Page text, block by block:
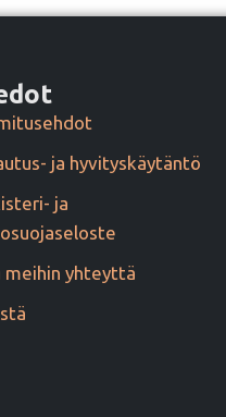
ja hyvityskäytäntö
ja
meihin yhteyttä